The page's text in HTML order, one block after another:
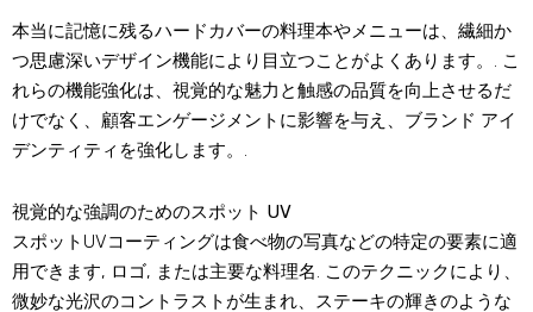
本当に記憶に残るハードカバーの料理本やメニューは、繊細か
つ思慮深いデザイン機能により目立つことがよくあります。. こ
れらの機能強化は、視覚的な魅力と触感の品質を向上させるだ
けでなく、顧客エンゲージメントに影響を与え、ブランド アイ
デンティティを強化します。.
視覚的な強調のためのスポット UV
スポットUVコーティングは食べ物の写真などの特定の要素に適
用できます, ロゴ, または主要な料理名. このテクニックにより、
微妙な光沢のコントラストが生まれ、ステーキの輝きのような